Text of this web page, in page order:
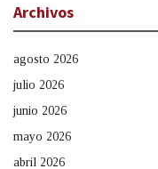
Archivos
agosto 2026
julio 2026
junio 2026
mayo 2026
abril 2026